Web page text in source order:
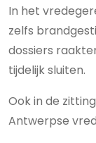
In het
zelfs
dossiers
tijdelijk sluiten.
Ook in de
Antwerpse